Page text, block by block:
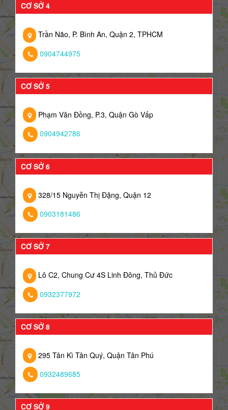
CƠ SỞ 4
Trần Não, P. Bình An, Quận 2, TPHCM
0904744975
CƠ SỞ 5
Phạm Văn Đồng, P.3, Quận Gò Vấp
0904942786
CƠ SỞ 6
328/15 Nguyễn Thị Đặng, Quận 12
0903181486
CƠ SỞ 7
Lô C2, Chung Cư 4S Linh Đông, Thủ Đức
0932377972
CƠ SỞ 8
295 Tân Kì Tân Quý, Quận Tân Phú
0932489685
CƠ SỞ 9